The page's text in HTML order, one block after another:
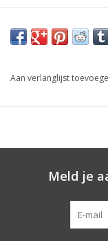
Aan verlanglijst
Meld je